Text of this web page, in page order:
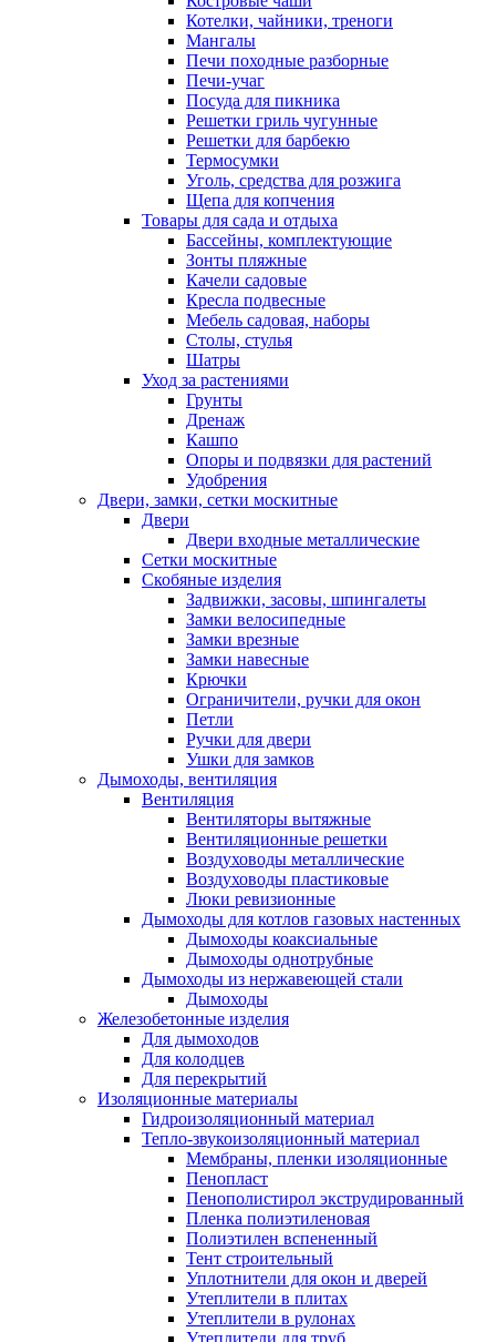
Котелки, чайники, треноги
Мангалы
Печи походные разборные
Печи-учаг
Посуда для пикника
Решетки гриль чугунные
Решетки для барбекю
Термосумки
Уголь, средства для розжига
Щепа для копчения
Товары для сада и отдыха
Бассейны, комплектующие
Зонты пляжные
Качели садовые
Кресла подвесные
Мебель садовая, наборы
Столы, стулья
Шатры
Уход за растениями
Грунты
Дренаж
Кашпо
Опоры и подвязки для растений
Удобрения
Двери, замки, сетки москитные
Двери
Двери входные металлические
Сетки москитные
Скобяные изделия
Задвижки, засовы, шпингалеты
Замки велосипедные
Замки врезные
Замки навесные
Крючки
Ограничители, ручки для окон
Петли
Ручки для двери
Ушки для замков
Дымоходы, вентиляция
Вентиляция
Вентиляторы вытяжные
Вентиляционные решетки
Воздуховоды металлические
Воздуховоды пластиковые
Люки ревизионные
Дымоходы для котлов газовых настенных
Дымоходы коаксиальные
Дымоходы однотрубные
Дымоходы из нержавеющей стали
Дымоходы
Железобетонные изделия
Для дымоходов
Для колодцев
Для перекрытий
Изоляционные материалы
Гидроизоляционный материал
Тепло-звукоизоляционный материал
Мембраны, пленки изоляционные
Пенопласт
Пенополистирол экструдированный
Пленка полиэтиленовая
Полиэтилен вспененный
Тент строительный
Уплотнители для окон и дверей
Утеплители в плитах
Утеплители в рулонах
Утеплители для труб